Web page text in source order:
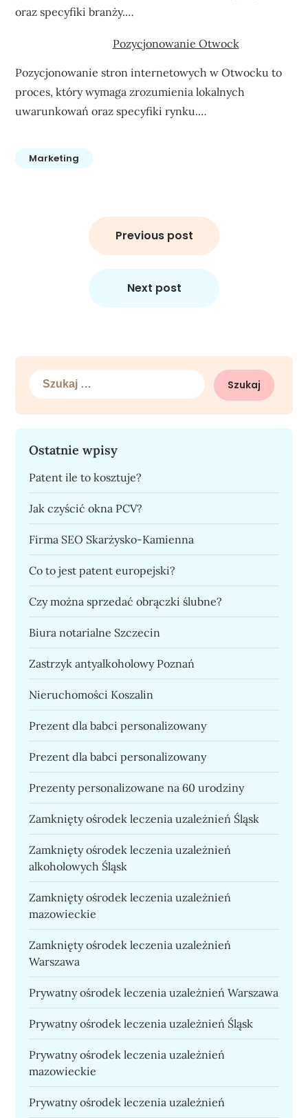
oraz specyfiki branży.…
Pozycjonowanie Otwock
Pozycjonowanie stron internetowych w Otwocku to
proces, który wymaga zrozumienia lokalnych
uwarunkowań oraz specyfiki rynku.…
Marketing
Previous post
Next post
Szukaj:
Ostatnie wpisy
Patent ile to kosztuje?
Jak czyścić okna PCV?
Firma SEO Skarżysko-Kamienna
Co to jest patent europejski?
Czy można sprzedać obrączki ślubne?
Biura notarialne Szczecin
Zastrzyk antyalkoholowy Poznań
Nieruchomości Koszalin
Prezent dla babci personalizowany
Prezent dla babci personalizowany
Prezenty personalizowane na 60 urodziny
Zamknięty ośrodek leczenia uzależnień Śląsk
Zamknięty ośrodek leczenia uzależnień
alkoholowych Śląsk
Zamknięty ośrodek leczenia uzależnień
mazowieckie
Zamknięty ośrodek leczenia uzależnień
Warszawa
Prywatny ośrodek leczenia uzależnień Warszawa
Prywatny ośrodek leczenia uzależnień Śląsk
Prywatny ośrodek leczenia uzależnień
mazowieckie
Prywatny ośrodek leczenia uzależnień